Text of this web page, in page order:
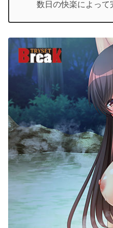
数日の快楽によって